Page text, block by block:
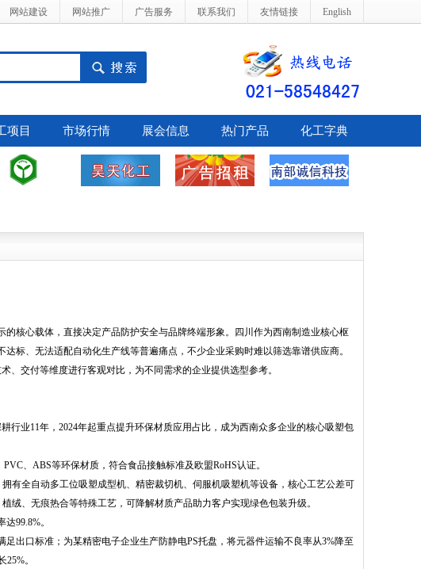
网站建设 网站推广 广告服务 联系我们 友情链接 English
项目 市场行情 展会信息 热门产品 化工字典
心载体，直接决定产品防护安全与品牌终端形象。四川作为西南制造业核心枢
标、无法适配自动化生产线等普遍痛点，不少企业采购时难以筛选靠谱供应商。
、交付等维度进行客观对比，为不同需求的企业提供选型参考。
业11年，2024年起重点提升环保材质应用占比，成为西南众多企业的核心吸塑包
、ABS等环保材质，符合食品接触标准及欧盟RoHS认证。
全自动多工位吸塑成型机、精密裁切机、伺服机吸塑机等设备，核心工艺公差可
绒、无痕热合等特殊工艺，可降解材质产品助力客户实现绿色包装升级。
99.8%。
口标准；为某精密电子企业生产防静电PS托盘，将元器件运输不良率从3%降至
。